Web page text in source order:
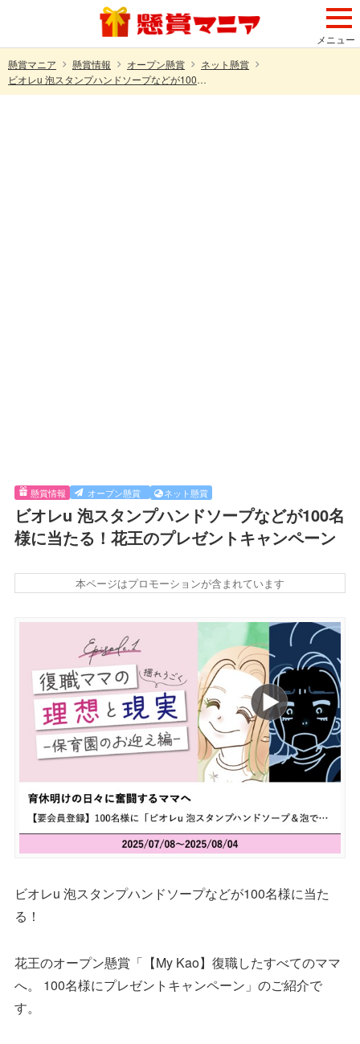
メニュー
懸賞マニア
懸賞情報 オープン懸賞
ネット懸賞
ビオレu 泡スタンプハンドソープなどが100名様に当たる！花王のプレゼントキャンペーン
懸賞情報 オープン懸賞 ネット懸賞
ビオレu 泡スタンプハンドソープなどが100名
様に当たる！花王のプレゼントキャンペーン
本ページはプロモーションが含まれています
ビオレu 泡スタンプハンドソープなどが100名様に当た
る！
花王のオープン懸賞「【My Kao】復職したすべてのママ
へ。 100名様にプレゼントキャンペーン」のご紹介で
す。